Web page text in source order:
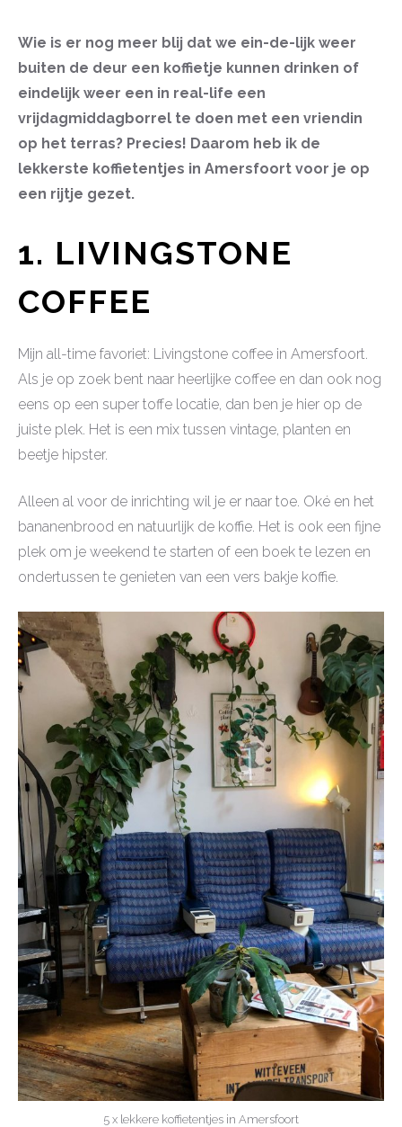
Wie is er nog meer blij dat we ein-de-lijk weer
buiten de deur een koffietje kunnen drinken of
eindelijk weer een in real-life een
vrijdagmiddagborrel te doen met een vriendin
op het terras? Precies! Daarom heb ik de
lekkerste koffietentjes in Amersfoort voor je op
een rijtje gezet.
1. LIVINGSTONE
COFFEE
Mijn all-time favoriet: Livingstone coffee in Amersfoort.
Als je op zoek bent naar heerlijke coffee en dan ook nog
eens op een super toffe locatie, dan ben je hier op de
juiste plek. Het is een mix tussen vintage, planten en
beetje hipster.
Alleen al voor de inrichting wil je er naar toe. Oké en het
bananenbrood en natuurlijk de koffie. Het is ook een fijne
plek om je weekend te starten of een boek te lezen en
ondertussen te genieten van een vers bakje koffie.
5 x lekkere koffietentjes in Amersfoort